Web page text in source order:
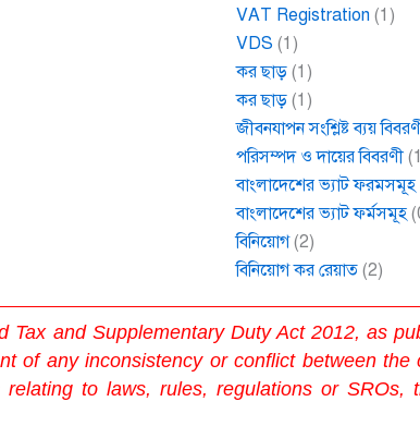
VAT Registration (1)
VDS (1)
কর ছাড় (1)
কর ছাড় (1)
জীবনযাপন সংশ্লিষ্ট ব্যয়
পরিসম্পদ ও দায়ের বিবরণী
বাংলাদেশের ভ্যাট ফরমসমূহ
বাংলাদেশের ভ্যাট ফর্মসমূহ
বিনিয়োগ(2)
বিনিয়োগ কর রেয়াত (2)
and Supplementary Duty Act 2012, as
of any inconsistency or conflict between
to laws, rules, regulations or SROs,